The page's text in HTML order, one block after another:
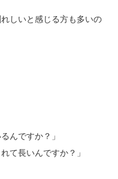
しいと感じる方も多いの
んですか？」
て長いんですか？」